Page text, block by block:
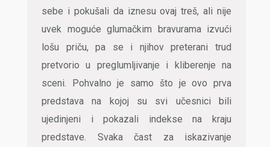
sebe i pokušali da iznesu ovaj treš, ali nije
uvek moguće glumačkim bravurama izvući
lošu priču, pa se i njihov preterani trud
pretvorio u preglumljivanje i kliberenje na
sceni. Pohvalno je samo što je ovo prva
predstava na kojoj su svi učesnici bili
ujedinjeni i pokazali indekse na kraju
predstave. Svaka čast za iskazivanje